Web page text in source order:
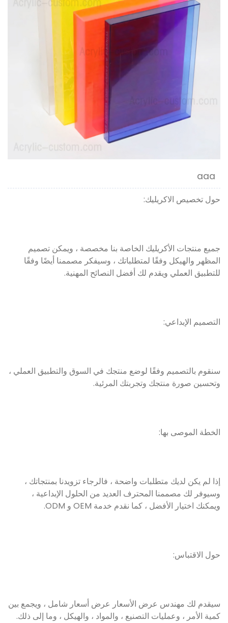
aaa
حول تخصيص الاكريليك:
جميع منتجات الأكريليك الخاصة بنا مخصصة ، ويمكن تصميم
المظهر والهيكل وفقًا لمتطلباتك ، وسيفكر مصممنا أيضًا وفقًا
للتطبيق العملي ويقدم لك أفضل النصائح المهنية.
التصميم الإبداعي:
سنقوم بالتصميم وفقًا لوضع منتجك في السوق والتطبيق العملي ،
وتحسين صورة منتجك وتجربتك المرئية.
الخطة الموصى بها:
إذا لم يكن لديك متطلبات واضحة ، فالرجاء تزويدنا بمنتجاتك ،
وسيوفر لك مصممنا المحترف العديد من الحلول الإبداعية ،
ويمكنك اختيار الأفضل ، كما نقدم خدمة OEM و ODM.
حول الاقتباس:
سيقدم لك مهندس عرض الأسعار عرض أسعار شامل ، ويجمع بين
كمية الأمر ، وعمليات التصنيع ، والمواد ، والهيكل ، وما إلى ذلك.